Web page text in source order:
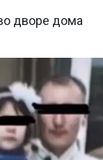
дворе дома